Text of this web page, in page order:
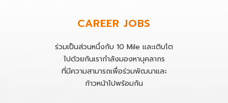
CAREER JOBS
ร่วมเป็นส่วนหนึ่งกับ 10 Mile และเติบโต
ไปด้วยกันเรากำลังมองหาบุคลากร
ที่มีความสามารถเพื่อร่วมพัฒนาและ
ก้าวหน้าไปพร้อมกัน